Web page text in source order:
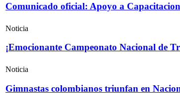
Comunicado oficial: Apoyo a
Noticia
¡Emocionante Campeonato Nacional de
Noticia
Gimnastas colombianos triunfan en